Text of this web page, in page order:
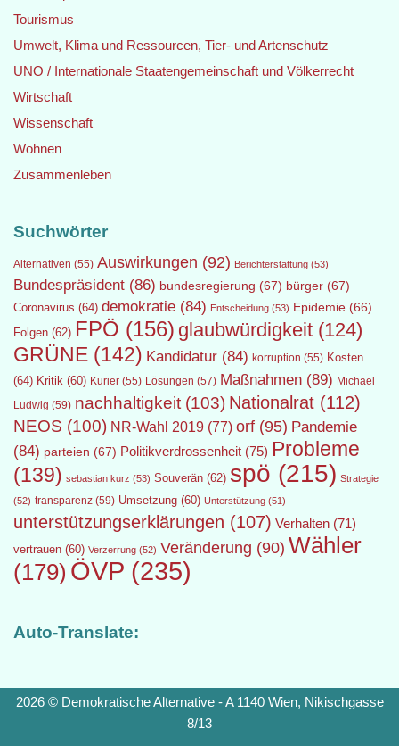
Tourismus
Umwelt, Klima und Ressourcen, Tier- und Artenschutz
UNO / Internationale Staatengemeinschaft und Völkerrecht
Wirtschaft
Wissenschaft
Wohnen
Zusammenleben
Suchwörter
Alternativen (55) Auswirkungen (92) Berichterstattung (53)
Bundespräsident (86) bundesregierung (67) bürger (67)
Coronavirus (64) demokratie (84) Entscheidung (53) Epidemie (66)
Folgen (62) FPÖ (156) glaubwürdigkeit (124)
GRÜNE (142) Kandidatur (84) korruption (55) Kosten
(64) Kritik (60) Kurier (55) Lösungen (57) Maßnahmen (89) Michael
Ludwig (59) nachhaltigkeit (103) Nationalrat (112)
NEOS (100) NR-Wahl 2019 (77) orf (95) Pandemie
(84) parteien (67) Politikverdrossenheit (75) Probleme
(139) sebastian kurz (53) Souverän (62) spö (215) Strategie
(52) transparenz (59) Umsetzung (60) Unterstützung (51)
unterstützungserklärungen (107) Verhalten (71)
vertrauen (60) Verzerrung (52) Veränderung (90) Wähler
(179) ÖVP (235)
Auto-Translate:
2026 © Demokratische Alternative - A 1140 Wien, Nikischgasse
8/13